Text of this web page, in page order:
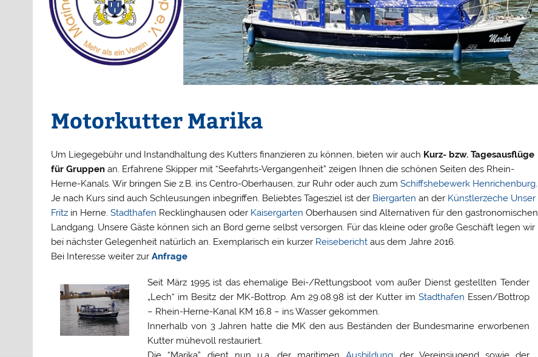
Motorkutter Marika
Um Liegegebühr und Instandhaltung des Kutters finanzieren zu können, bieten wir auch Kurz- bzw. Tagesausflüge
für Gruppen an. Erfahrene Skipper mit “Seefahrts-Vergangenheit” zeigen Ihnen die schönen Seiten des Rhein-
Herne-Kanals. Wir bringen Sie z.B. ins Centro-Oberhausen, zur Ruhr oder auch zumSchiffshebewerk Henrichenburg.
Je nach Kurs sind auch Schleusungen inbegriffen. Beliebtes Tagesziel ist der Biergarten an der Künstlerzeche Unser
Fritz in Herne.Stadthafen Recklinghausen oder Kaisergarten Oberhausen sind Alternativen für den gastronomischen
Landgang. Unsere Gäste können sich an Bord gerne selbst versorgen. Für das kleine oder große Geschäft legen wir
bei nächster Gelegenheit natürlich an. Exemplarisch ein kurzer Reisebericht aus dem Jahre 2016.
Bei Interesse weiter zurAnfrage
Seit März 1995 ist das ehemalige Bei-/Rettungsboot vom außer Dienst gestellten Tender
„Lech“ im Besitz der MK-Bottrop. Am 29.08.98 ist der Kutter im Stadthafen Essen/Bottrop
– Rhein-Herne-Kanal KM 16,8 – ins Wasser gekommen.
Innerhalb von 3 Jahren hatte die MK den aus Beständen der Bundesmarine erworbenen
Kutter mühevoll restauriert.